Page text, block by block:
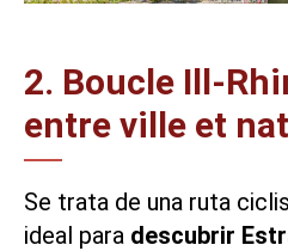
2. Boucle Ill-
entre ville et
Se trata de una ruta
ideal para descubrir